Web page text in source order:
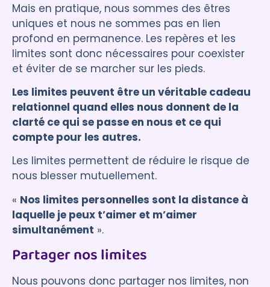
Mais en pratique, nous sommes des êtres
uniques et nous ne sommes pas en lien
profond en permanence. Les repères et les
limites sont donc nécessaires pour coexister
et éviter de se marcher sur les pieds.
Les limites peuvent être un véritable cadeau
relationnel quand elles nous donnent de la
clarté ce qui se passe en nous et ce qui
compte pour les autres.
Les limites permettent de réduire le risque de
nous blesser mutuellement.
« Nos limites personnelles sont la distance à
laquelle je peux t’aimer et m’aimer
simultanément ».
Partager nos limites
Nous pouvons donc partager nos limites, non